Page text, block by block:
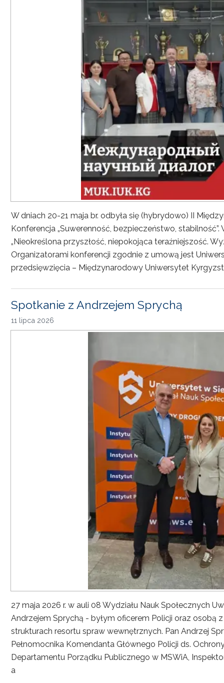
W dniach 20-21 maja br. odbyła się (hybrydowo) II
Konferencja „Suwerenność, bezpieczeństwo,
„Nieokreślona przyszłość, niepokojąca teraźniejszość.
Organizatorami konferencji zgodnie z umową jest
przedsięwzięcia – Międzynarodowy Uniwersytet
Spotkanie z Andrzejem Sprychą
11 lipca 2026
27 maja 2026 r. w auli 08 Wydziału Nauk Społecznych
Andrzejem Sprychą - byłym oficerem Policji oraz osobą
strukturach resortu spraw wewnętrznych. Pan Andrzej
Pełnomocnika Komendanta Głównego Policji ds.
Departamentu Porządku Publicznego w MSWiA,
a